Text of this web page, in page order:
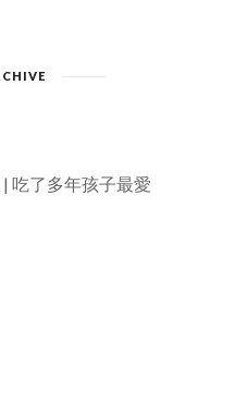
吃了多年孩子最愛